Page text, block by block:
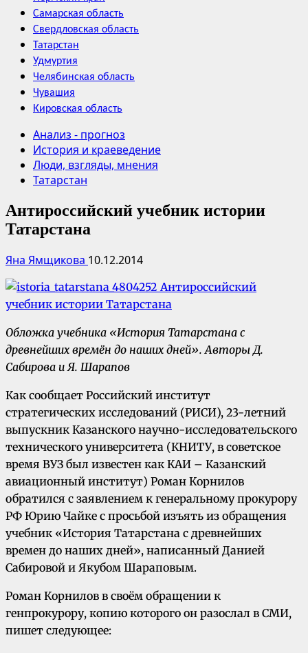
Самарская область
Свердловская область
Татарстан
Удмуртия
Челябинская область
Чувашия
Кировская область
Анализ - прогноз
История и краеведение
Люди, взгляды, мнения
Татарстан
Антироссийский учебник истории
Татарстана
Яна Ямщикова 10.12.2014
Обложка учебника «История Татарстана с
древнейших времён до наших дней». Авторы Д.
Сабирова и Я. Шарапов
Как сообщает Российский институт
стратегических исследований (РИСИ), 23-летний
выпускник Казанского научно-исследовательского
технического университета (КНИТУ, в советское
время ВУЗ был известен как КАИ – Казанский
авиационный институт) Роман Корнилов
обратился с заявлением к генеральному прокурору
РФ Юрию Чайке с просьбой изъять из обращения
учебник «История Татарстана с древнейших
времен до наших дней», написанный Данией
Сабировой и Якубом Шараповым.
Роман Корнилов в своём обращении к
генпрокурору, копию которого он разослал в СМИ,
пишет следующее: